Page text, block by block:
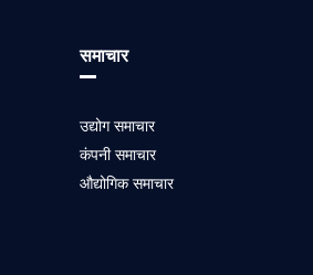
समाचार
उद्योग समाचार
कंपनी समाचार
औद्योगिक समाचार